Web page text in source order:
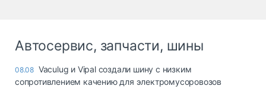
Автосервис, запчасти, шины
08.08 Vaculug и Vipal создали шину с низким
сопротивлением качению для электромусоровозов